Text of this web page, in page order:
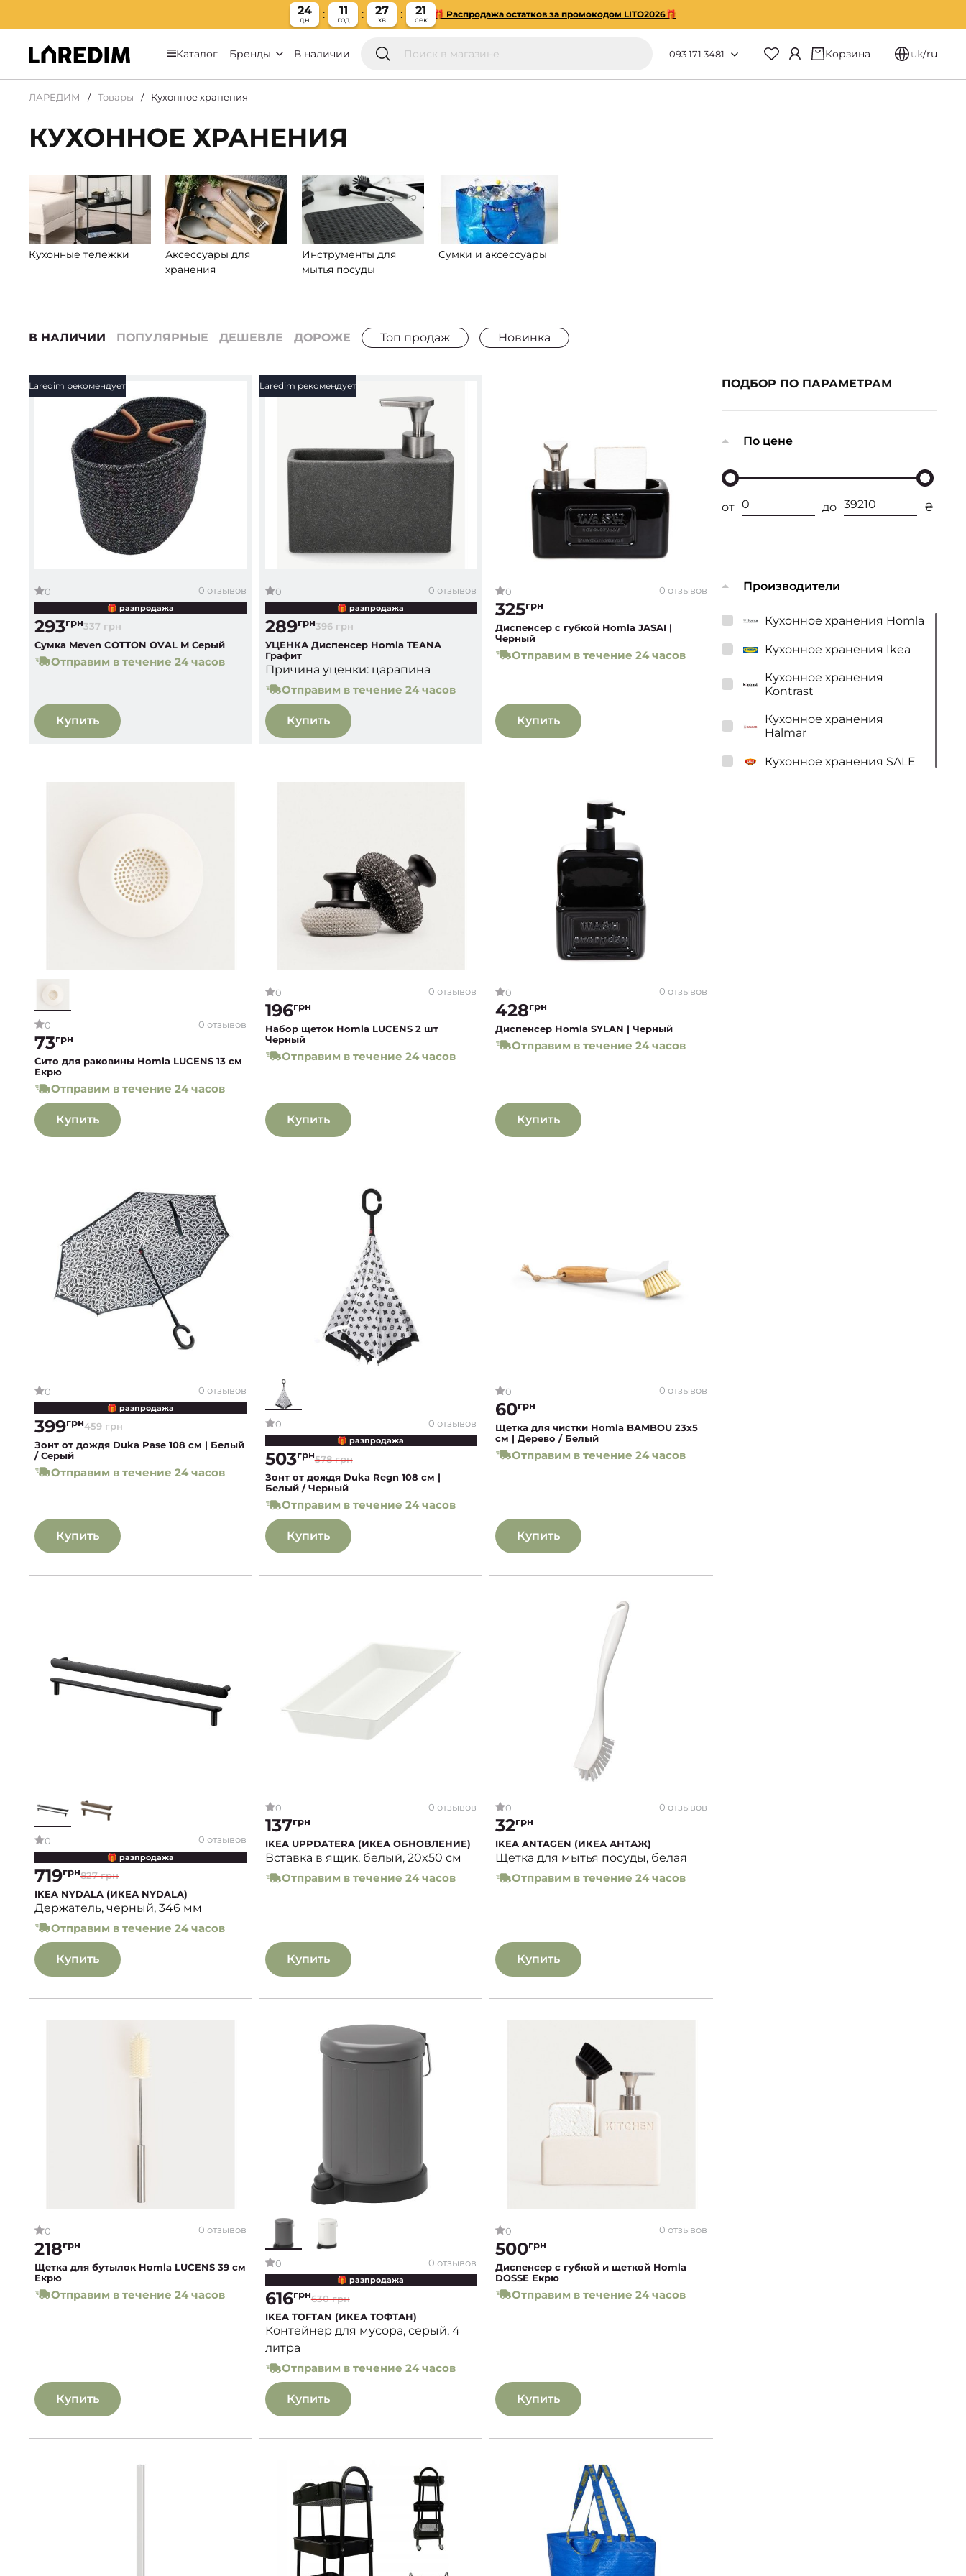
24
дн
11
год
27
хв
20
сек
🎁 Распродажа остатков за промокодом LITO2026🎁
Каталог Бренды В наличии 093 171 3481 Корзина uk/ru
ЛАРЕДИМ Товары Кухонное хранения
КУХОННОЕ ХРАНЕНИЯ
Кухонные тележки
Аксессуары для
хранения
Инструменты для
мытья посуды
Сумки и аксессуары
В НАЛИЧИИ ПОПУЛЯРНЫЕ ДЕШЕВЛЕ ДОРОЖЕ Топ продаж Новинка
Laredim рекомендует
0 0 отзывов
🎁 разпродажа
337 грн
293грн
Сумка Meven COTTON OVAL M Серый
Отправим в течение 24 часов
Купить
Laredim рекомендует
0 0 отзывов
🎁 разпродажа
396 грн
289грн
УЦЕНКА Диспенсер Homla TEANA
Графит
Причина уценки: царапина
Отправим в течение 24 часов
Купить
0 0 отзывов
325грн
Диспенсер с губкой Homla JASAI |
Черный
Отправим в течение 24 часов
Купить
0 0 отзывов
73грн
Сито для раковины Homla LUCENS 13 см
Екрю
Отправим в течение 24 часов
Купить
0 0 отзывов
196грн
Набор щеток Homla LUCENS 2 шт
Черный
Отправим в течение 24 часов
Купить
0 0 отзывов
428грн
Диспенсер Homla SYLAN | Черный
Отправим в течение 24 часов
Купить
0 0 отзывов
🎁 разпродажа
459 грн
399грн
Зонт от дождя Duka Pase 108 см | Белый
/ Серый
Отправим в течение 24 часов
Купить
0 0 отзывов
🎁 разпродажа
578 грн
503грн
Зонт от дождя Duka Regn 108 см |
Белый / Черный
Отправим в течение 24 часов
Купить
0 0 отзывов
60грн
Щетка для чистки Homla BAMBOU 23x5
см | Дерево / Белый
Отправим в течение 24 часов
Купить
0 0 отзывов
🎁 разпродажа
827 грн
719грн
IKEA NYDALA (ИКЕА NYDALA)
Держатель, черный, 346 мм
Отправим в течение 24 часов
Купить
0 0 отзывов
137грн
IKEA UPPDATERA (ИКЕА ОБНОВЛЕНИЕ)
Вставка в ящик, белый, 20x50 см
Отправим в течение 24 часов
Купить
0 0 отзывов
32грн
IKEA ANTAGEN (ИКЕА АНТАЖ)
Щетка для мытья посуды, белая
Отправим в течение 24 часов
Купить
0 0 отзывов
218грн
Щетка для бутылок Homla LUCENS 39 см
Екрю
Отправим в течение 24 часов
Купить
0 0 отзывов
🎁 разпродажа
630 грн
616грн
IKEA TOFTAN (ИКЕА ТОФТАН)
Контейнер для мусора, серый, 4
литра
Отправим в течение 24 часов
Купить
0 0 отзывов
500грн
Диспенсер с губкой и щеткой Homla
DOSSE Екрю
Отправим в течение 24 часов
Купить
ПОДБОР ПО ПАРАМЕТРАМ
По цене
от до ₴
Производители
Кухонное хранения Homla
Кухонное хранения Ikea
Кухонное хранения
Kontrast
Кухонное хранения
Halmar
Кухонное хранения SALE